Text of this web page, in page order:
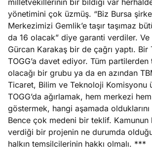
milletvekillerinin bir bildiği var
yönetimini çok üzmüş. “Biz Bursa
Merkezimizi Gemlik’e taşır taşımaz
da 16 olacak” diye garanti verdiler.
Gürcan Karakaş bir de çağrı yaptı. Bir
TOGG’a davet ediyor. Tüm
olacağı bir grubu ya da en azından
Ticaret, Bilim ve Teknoloji Komisyonu
TOGG’da ağırlamak, hem merkezi
göstermek, hangi aşamada
Bence çok medeni bir teklif. Kamunun
verdiği bir projenin ne durumda
halkın temsilcilerinin hakkı olmalı. ***